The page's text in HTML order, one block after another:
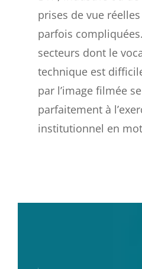
prises de vue
parfois
secteurs dont le
technique est
par l’image filmée
parfaitement à
institutionnel en